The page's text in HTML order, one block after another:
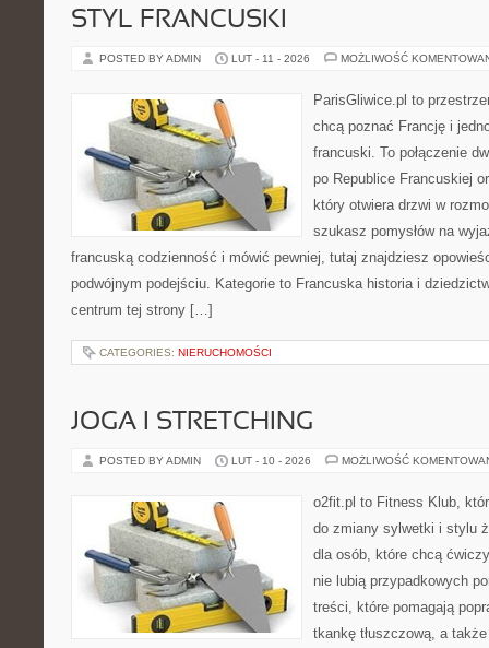
STYL FRANCUSKI
POSTED BY ADMIN LUT - 11 - 2026 MOŻLIWOŚĆ
ParisGliwice.pl to
chcą poznać Francję i
francuski. To połączenie
po Republice Francuskiej
który otwiera drzwi w
szukasz pomysłów na
francuską codzienność i mówić pewniej, tutaj znajdziesz
podwójnym podejściu. Kategorie to Francuska historia i
centrum tej strony […]
CATEGORIES: NIERUCHOMOŚCI
JOGA I STRETCHING
POSTED BY ADMIN LUT - 10 - 2026 MOŻLIWOŚĆ
o2fit.pl to Fitness Klub,
do zmiany sylwetki i stylu
dla osób, które chcą
nie lubią przypadkowych
treści, które pomagają
tkankę tłuszczową, a